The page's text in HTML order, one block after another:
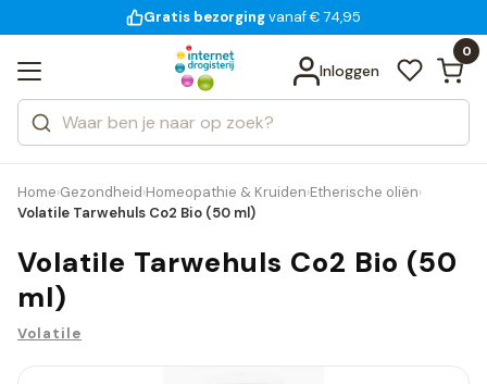
voor 18:00 uur besteld
Gratis bezorgingvanaf € 74,95
14 dagen bedenktijd
Inloggen
0
Zoeken
Categorieën
Merken
Bekijk alle resultaten
Home›Gezondheid›Homeopathie & Kruiden›Etherische oliën›
Volatile Tarwehuls Co2 Bio (50 ml)
Volatile Tarwehuls Co2 Bio (50
ml)
Volatile